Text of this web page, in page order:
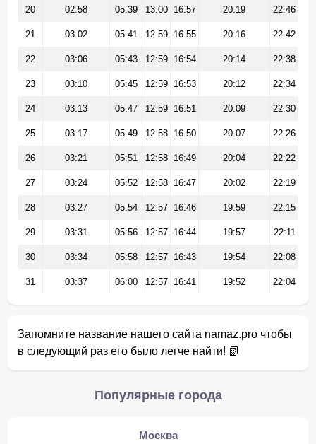
20 02:58 05:39 13:00 16:57 20:19 22:46
21 03:02 05:41 12:59 16:55 20:16 22:42
22 03:06 05:43 12:59 16:54 20:14 22:38
23 03:10 05:45 12:59 16:53 20:12 22:34
24 03:13 05:47 12:59 16:51 20:09 22:30
25 03:17 05:49 12:58 16:50 20:07 22:26
26 03:21 05:51 12:58 16:49 20:04 22:22
27 03:24 05:52 12:58 16:47 20:02 22:19
28 03:27 05:54 12:57 16:46 19:59 22:15
29 03:31 05:56 12:57 16:44 19:57 22:11
30 03:34 05:58 12:57 16:43 19:54 22:08
31 03:37 06:00 12:57 16:41 19:52 22:04
Запомните название нашего сайта namaz.pro чтобы
в следующий раз его было легче найти! 📗
Популярные города
Москва